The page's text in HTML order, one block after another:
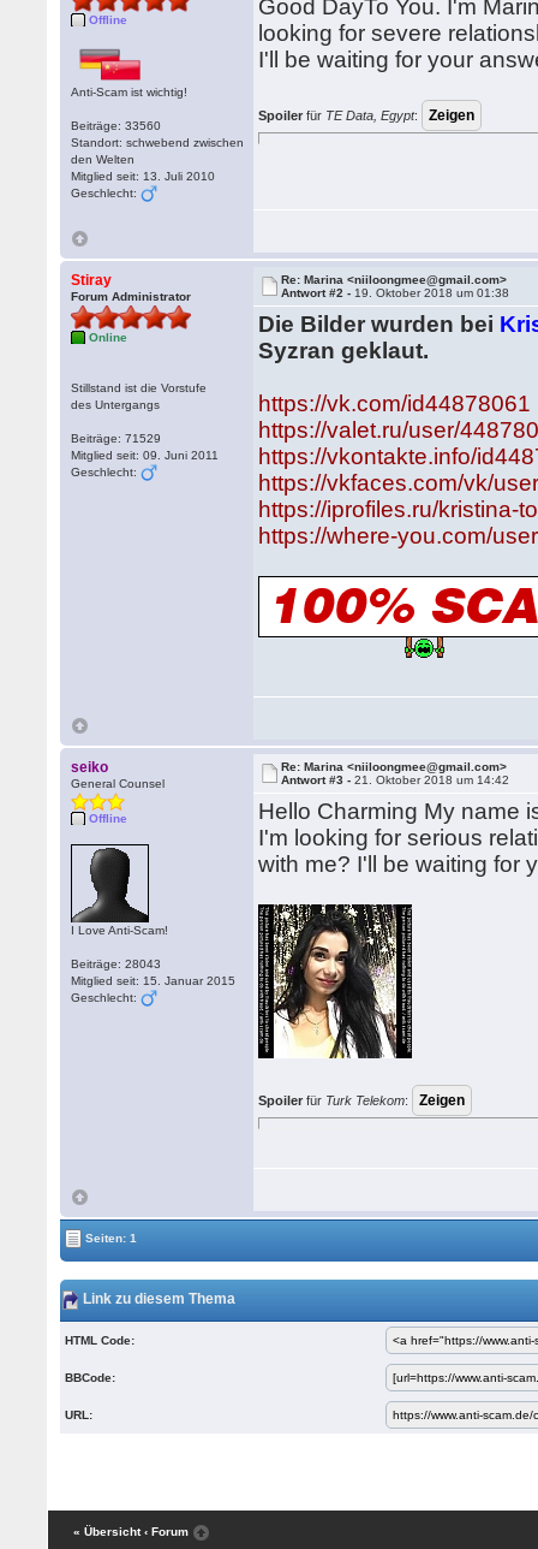
Offline
Anti-Scam ist wichtig!
Beiträge: 33560
Standort: schwebend zwischen
den Welten
Mitglied seit: 13. Juli 2010
Geschlecht:
Good DayTo You. I'm
looking for severe
I'll be waiting for your
Spoiler für TE Data, Egypt:
Stiray
Forum Administrator
Online
Stillstand ist die Vorstufe
des Untergangs
Beiträge: 71529
Mitglied seit: 09. Juni 2011
Geschlecht:
Re: Marina <niiloongmee@gmail.com>
Antwort #2 - 19. Oktober 2018 um 01:38
Die Bilder wurden bei
Syzran geklaut.
https://vk.com/id44878061
https://valet.ru/user/
https://vkontakte.info/
https://vkfaces.com/vk/
https://iprofiles.ru/kristina-
https://where-you.com/
seiko
General Counsel
Offline
I Love Anti-Scam!
Beiträge: 28043
Mitglied seit: 15. Januar 2015
Geschlecht:
Re: Marina <niiloongmee@gmail.com>
Antwort #3 -21. Oktober 2018 um 14:42
Hello Charming My name
I'm looking for serious
with me? I'll be waiting for
Spoiler für Turk Telekom:
Seiten: 1
Link zu diesem Thema
HTML Code:
BBCode:
URL:
« Übersicht ‹ Forum